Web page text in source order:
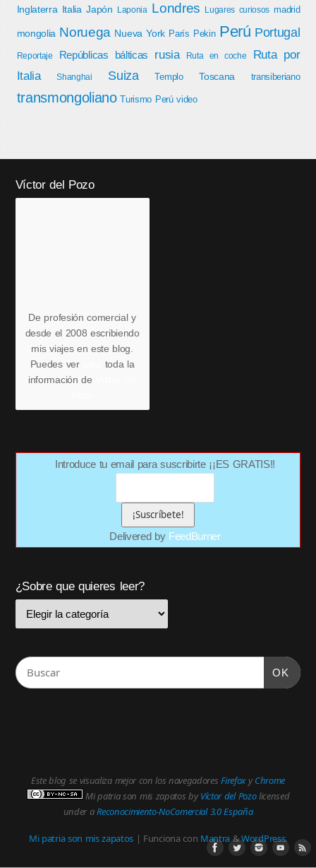
Inglaterra Italia Japón Laponia Londres Lugares curiosos madrid
mongolia Noruega Nueva York París Pekin Perú Portugal
Reportaje Repúblicas bálticas rusia Ruta en coche
Ruta por
Italia
Shanghai Suiza Templo Toscana transiberiano
transmongoliano Turismo Perú video
Víctor del Pozo
De profesión comercial y
desde el 2008 escribiendo
mis viajes en este blog.
Puedes ver
toda la
información de
Introduce tu email para suscribirte ¡¡ES GRATIS!!
Delivered by FeedBurner
¿Sobre que quieres leer?
OK
Este blog se visualiza mejor con los navegadoresFirefoxyChrome
Mi patria son mis zapatos byVíctor del Pozolicensed
under aReconocimiento-NoComercial 3.0 España
Mi patria son mis zapatos | Funciona con Mantra&WordPress.